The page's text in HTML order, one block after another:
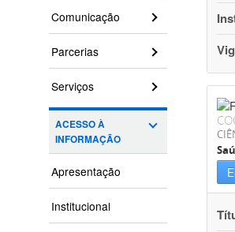
Comunicação
Parcerias
Serviços
ACESSO À
INFORMAÇÃO
Apresentação
Institucional